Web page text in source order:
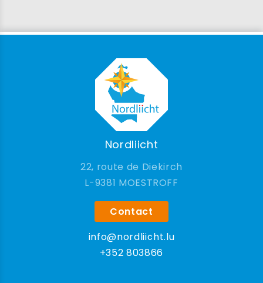
Nordliicht
22, route de Diekirch
9381 MOESTROFF
Contact
info@nordliicht.lu
+352 803866